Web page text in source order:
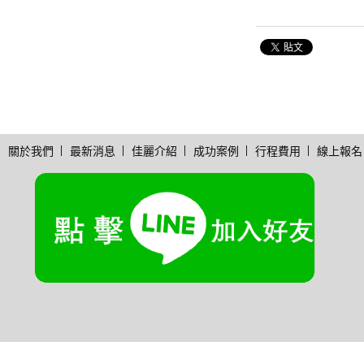
關於我們 最新消息 佳麗介紹 成功案例 行程費用 線上報名